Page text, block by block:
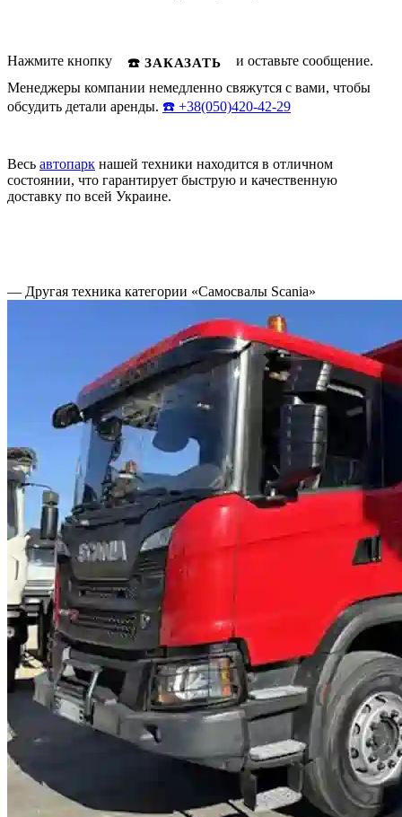
Нажмите кнопку ☎️ ЗАКАЗАТЬ
и оставьте сообщение.
Менеджеры компании немедленно свяжутся с вами, чтобы
обсудить детали аренды. ☎️ +38(050)420-42-29
Весь автопарк нашей техники находится в отличном
состоянии, что гарантирует быструю и качественную
доставку по всей Украине.
— Другая техника категории «Самосвалы Scania»